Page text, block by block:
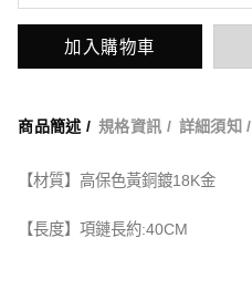
加入購物車
商品簡述 / 規格資訊 / 詳細須知 /
【材質】高保色黃銅鍍18K金
【長度】項鏈長約:40CM